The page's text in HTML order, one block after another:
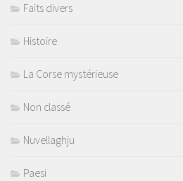
Faits divers
Histoire
La Corse mystérieuse
Non classé
Nuvellaghju
Paesi